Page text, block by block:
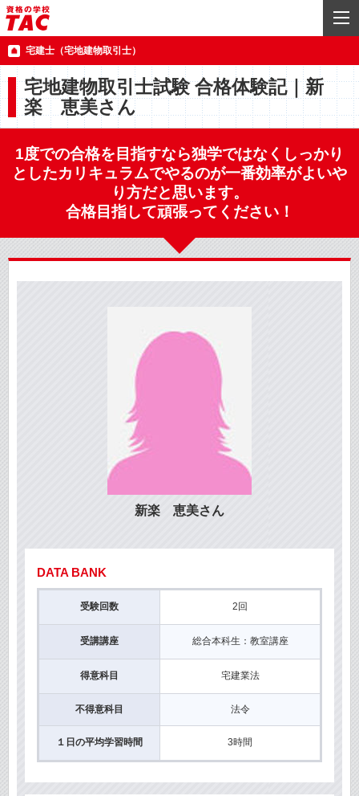
宅建士（宅地建物取引士）
宅地建物取引士試験 合格体験記｜新
楽 恵美さん
1度での合格を目指すなら独学ではなくしっかり
としたカリキュラムでやるのが一番効率がよいや
り方だと思います。
合格目指して頑張ってください！
新楽 恵美さん
DATA BANK
受験回数 2回
受講講座 総合本科生：教室講座
得意科目 宅建業法
不得意科目 法令
１日の平均学習時間 3時間